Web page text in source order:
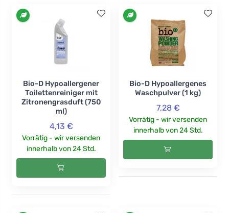
Bio-D Hypoallergener
Toilettenreiniger mit
Zitronengrasduft (750
ml)
4,13 €
Vorrätig - wir versenden
innerhalb von 24 Std.
Bio-D Hypoallergenes
Waschpulver (1 kg)
7,28 €
Vorrätig - wir versenden
innerhalb von 24 Std.